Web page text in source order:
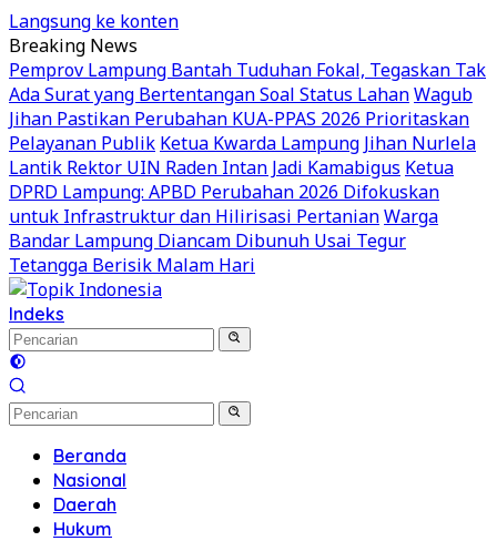
Langsung ke konten
Breaking News
Pemprov Lampung Bantah Tuduhan Fokal, Tegaskan Tak
Ada Surat yang Bertentangan Soal Status LahanWagub
Jihan Pastikan Perubahan KUA-PPAS 2026 Prioritaskan
Pelayanan Publik Ketua Kwarda Lampung Jihan Nurlela
Lantik Rektor UIN Raden Intan Jadi Kamabigus Ketua
DPRD Lampung: APBD Perubahan 2026 Difokuskan
untuk Infrastruktur dan Hilirisasi PertanianWarga
Bandar Lampung Diancam Dibunuh Usai Tegur
Tetangga Berisik Malam Hari
Indeks
Beranda
Nasional
Daerah
Hukum